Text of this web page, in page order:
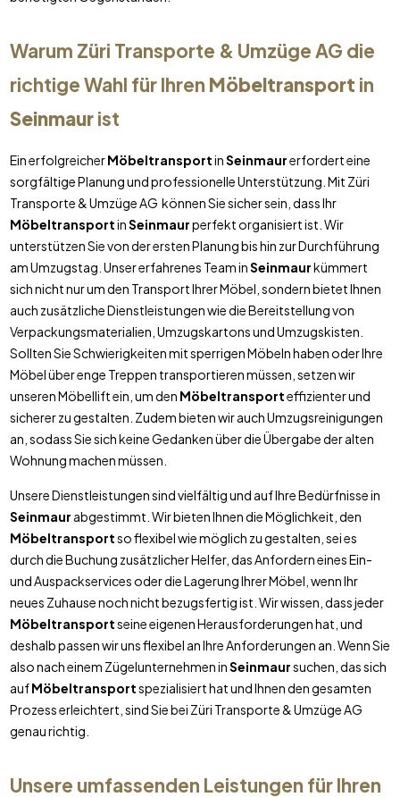
Warum Züri Transporte & Umzüge AG die
richtige Wahl für Ihren Möbeltransport in
Seinmaurist
Ein erfolgreicherMöbeltransportinSeinmaurerfordert eine
sorgfältige Planung und professionelle Unterstützung. Mit Züri
Transporte & Umzüge AG können Sie sicher sein, dass Ihr
MöbeltransportinSeinmaurperfekt organisiert ist. Wir
unterstützen Sie von der ersten Planung bis hin zur Durchführung
am Umzugstag. Unser erfahrenes Team inSeinmaurkümmert
sich nicht nur um den Transport Ihrer Möbel, sondern bietet Ihnen
auch zusätzliche Dienstleistungen wie die Bereitstellung von
Verpackungsmaterialien, Umzugskartons und Umzugskisten.
Sollten Sie Schwierigkeiten mit sperrigen Möbeln haben oder Ihre
Möbel über enge Treppen transportieren müssen, setzen wir
unseren Möbellift ein, um den Möbeltransporteffizienter und
sicherer zu gestalten. Zudem bieten wir auch Umzugsreinigungen
an, sodass Sie sich keine Gedanken über die Übergabe der alten
Wohnung machen müssen.
Unsere Dienstleistungen sind vielfältig und auf Ihre Bedürfnisse in
Seinmaur abgestimmt. Wir bieten Ihnen die Möglichkeit, den
Möbeltransportso flexibel wie möglich zu gestalten, sei es
durch die Buchung zusätzlicher Helfer, das Anfordern eines Ein-
und Auspackservices oder die Lagerung Ihrer Möbel, wenn Ihr
neues Zuhause noch nicht bezugsfertig ist. Wir wissen, dass jeder
Möbeltransportseine eigenen Herausforderungen hat, und
deshalb passen wir uns flexibel an Ihre Anforderungen an. Wenn Sie
also nach einem Zügelunternehmen inSeinmaursuchen, das sich
aufMöbeltransportspezialisiert hat und Ihnen den gesamten
Prozess erleichtert, sind Sie bei Züri Transporte & Umzüge AG
genau richtig.
Unsere umfassenden Leistungen für Ihren